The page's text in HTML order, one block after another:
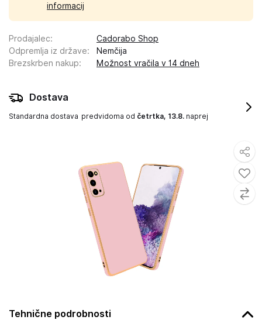
Tehnične podrobnosti
informacij
Prodajalec:
Cadorabo Shop
Odpremlja iz države:
Nemčija
Brezskrben nakup: Možnost vračila v 14 dneh
Dostava
Standardna dostava predvidoma od četrtka, 13.8. naprej